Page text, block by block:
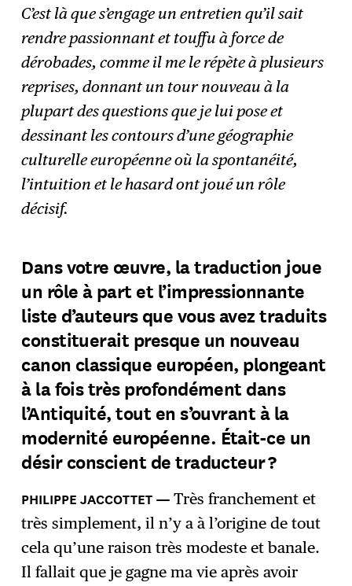
C’est là que s’engage un entretien qu’il sait
rendre passionnant et touffu à force de
dérobades, comme il me le répète à plusieurs
reprises, donnant un tour nouveau à la
plupart des questions que je lui pose et
dessinant les contours d’une géographie
culturelle européenne où la spontanéité,
l’intuition et le hasard ont joué un rôle
décisif.
Dans votre œuvre, la traduction joue
un rôle à part et l’impressionnante
liste d’auteurs que vous avez traduits
constituerait presque un nouveau
canon classique européen, plongeant
à la fois très profondément dans
l’Antiquité, tout en s’ouvrant à la
modernité européenne. Était-ce un
désir conscient de traducteur ?
Très franchement et
très simplement, il n’y a à l’origine de tout
cela qu’une raison très modeste et banale.
Il fallait que je gagne ma vie après avoir